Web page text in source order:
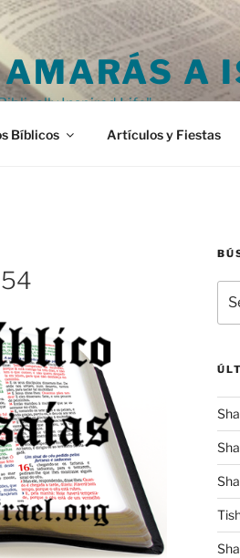
A
Inspired Life"
Bíblicos Artículos y Fiestas
for: